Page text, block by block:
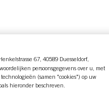
Henkelstrasse 67, 40589 Duesseldorf,
persoonsgegevens over u, met
(samen "cookies") op uw
hieronder beschreven.